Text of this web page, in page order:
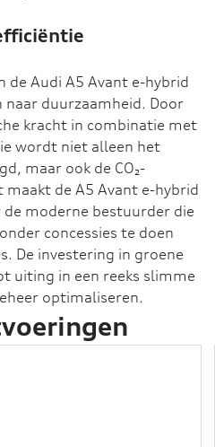
de Audi A5 Avant e-hybrid
duurzaamheid. Door
kracht in combinatie met
wordt niet alleen het
maar ook de CO₂-
de A5 Avant e-hybrid
moderne bestuurder die
concessies te doen
De investering in groene
uiting in een reeks slimme
optimaliseren.